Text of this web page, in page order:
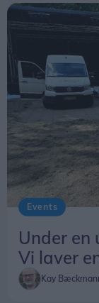
rejsemål og
det ikke. Helt
besøgt 15
16 næste år,
guld” mange
vores store
til at give ham
Events
Under en
Vi laver
Kay